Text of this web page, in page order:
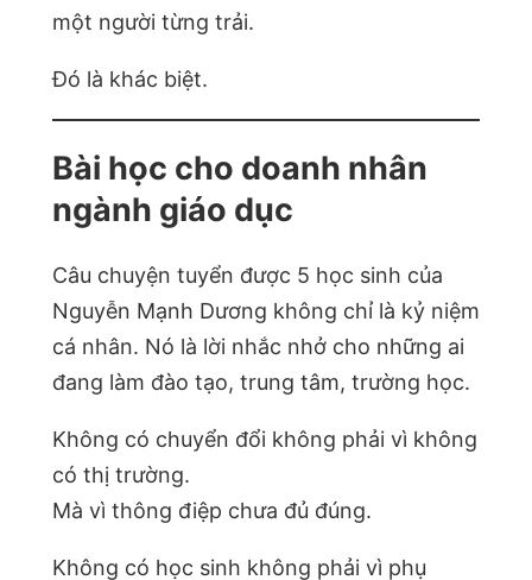
một người từng trải.
Đó là khác biệt.
Bài học cho doanh nhân
ngành giáo dục
Câu chuyện tuyển được 5 học sinh của
Nguyễn Mạnh Dương không chỉ là kỷ niệm
cá nhân. Nó là lời nhắc nhở cho những ai
đang làm đào tạo, trung tâm, trường học.
Không có chuyển đổi không phải vì không
có thị trường.
Mà vì thông điệp chưa đủ đúng.
Không có học sinh không phải vì phụ